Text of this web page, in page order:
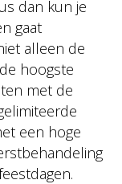
dan kun je
gaat
alleen de
hoogste
met de
een hoge